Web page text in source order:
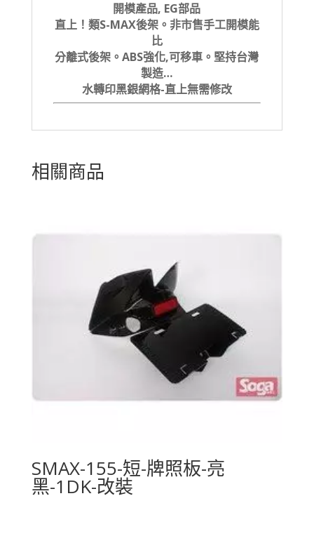
開模產品, EG部品
直上！類S-MAX後架。非市售手工開模能
比
分離式後架。ABS強化,可移車。堅持台灣
製造…
水轉印黑銀網格-直上無需修改
相關商品
SMAX-155-短-牌照板-亮
黑-1DK-改裝